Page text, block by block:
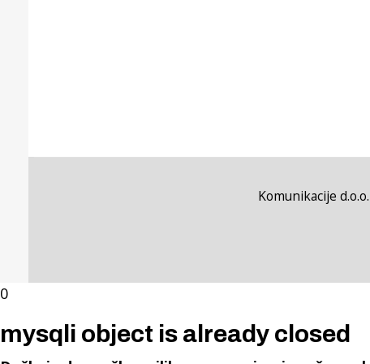
Komunikacije d.o.o.
0
mysqli object is already closed